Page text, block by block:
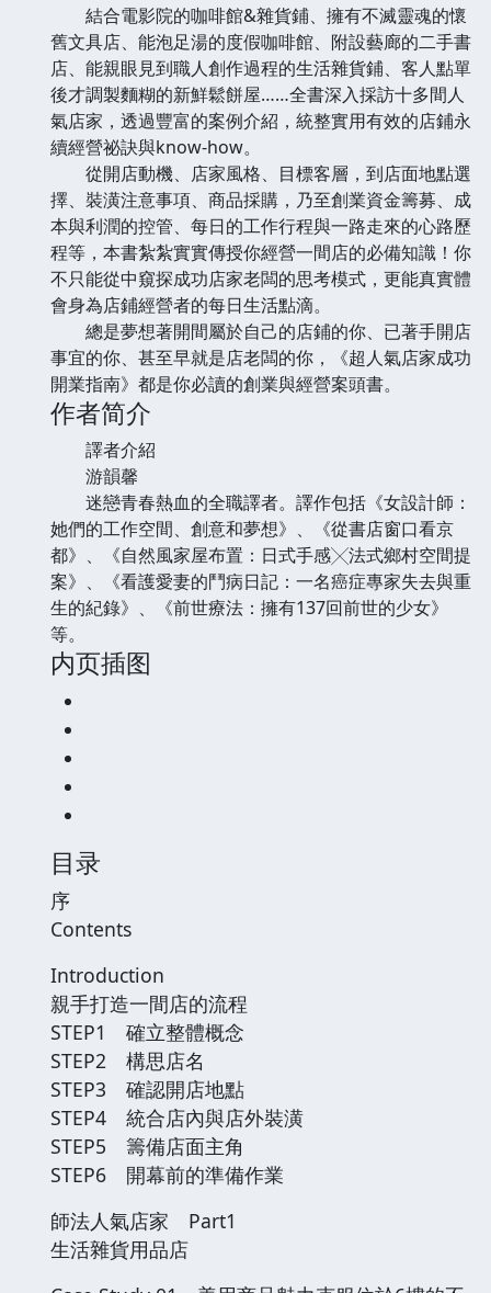
結合電影院的咖啡館&雜貨鋪、擁有不滅靈魂的懷
舊文具店、能泡足湯的度假咖啡館、附設藝廊的二手書
店、能親眼見到職人創作過程的生活雜貨鋪、客人點單
後才調製麵糊的新鮮鬆餅屋……全書深入採訪十多間人
氣店家，透過豐富的案例介紹，統整實用有效的店鋪永
續經營祕訣與know-how。
從開店動機、店家風格、目標客層，到店面地點選
擇、裝潢注意事項、商品採購，乃至創業資金籌募、成
本與利潤的控管、每日的工作行程與一路走來的心路歷
程等，本書紮紮實實傳授你經營一間店的必備知識！你
不只能從中窺探成功店家老闆的思考模式，更能真實體
會身為店鋪經營者的每日生活點滴。
總是夢想著開間屬於自己的店鋪的你、已著手開店
事宜的你、甚至早就是店老闆的你，《超人氣店家成功
開業指南》都是你必讀的創業與經營案頭書。
作者简介
譯者介紹
游韻馨
迷戀青春熱血的全職譯者。譯作包括《女設計師：
她們的工作空間、創意和夢想》、《從書店窗口看京
都》、《自然風家屋布置：日式手感╳法式鄉村空間提
案》、《看護愛妻的鬥病日記：一名癌症專家失去與重
生的紀錄》、《前世療法：擁有137回前世的少女》
等。
内页插图
目录
序
Contents
Introduction
親手打造一間店的流程
STEP1 確立整體概念
STEP2 構思店名
STEP3 確認開店地點
STEP4 統合店內與店外裝潢
STEP5 籌備店面主角
STEP6 開幕前的準備作業
師法人氣店家 Part1
生活雜貨用品店